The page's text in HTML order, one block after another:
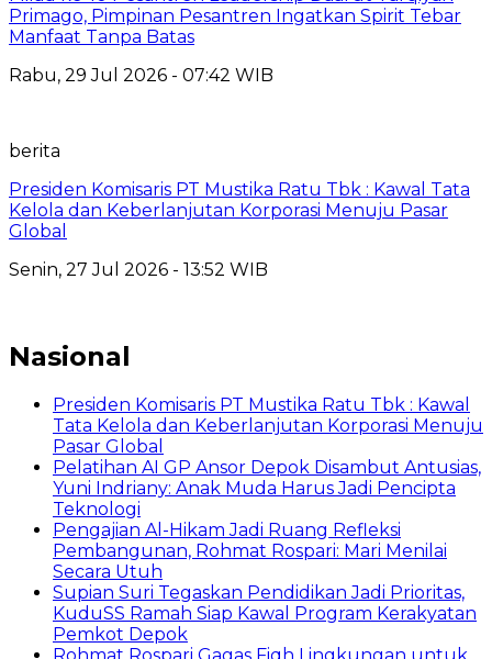
Primago, Pimpinan Pesantren Ingatkan Spirit Tebar
Manfaat Tanpa Batas
Rabu, 29 Jul 2026 - 07:42 WIB
berita
Presiden Komisaris PT Mustika Ratu Tbk : Kawal Tata
Kelola dan Keberlanjutan Korporasi Menuju Pasar
Global
Senin, 27 Jul 2026 - 13:52 WIB
Nasional
Presiden Komisaris PT Mustika Ratu Tbk : Kawal
Tata Kelola dan Keberlanjutan Korporasi Menuju
Pasar Global
Pelatihan AI GP Ansor Depok Disambut Antusias,
Yuni Indriany: Anak Muda Harus Jadi Pencipta
Teknologi
Pengajian Al-Hikam Jadi Ruang Refleksi
Pembangunan, Rohmat Rospari: Mari Menilai
Secara Utuh
Supian Suri Tegaskan Pendidikan Jadi Prioritas,
KuduSS Ramah Siap Kawal Program Kerakyatan
Pemkot Depok
Rohmat Rospari Gagas Fiqh Lingkungan untuk